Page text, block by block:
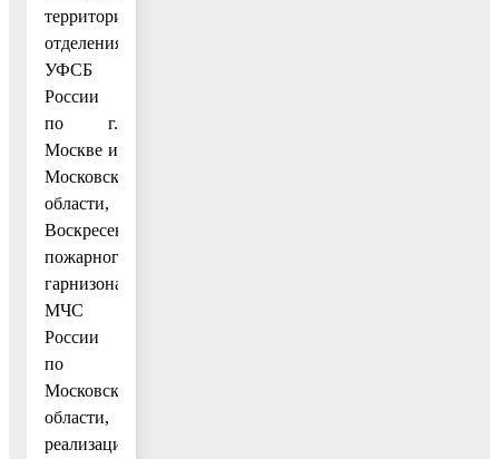
территориального
отделения
УФСБ
России
по г.
Москве и
Московской
области,
Воскресенского
пожарного
гарнизона
МЧС
России
по
Московской
области,
реализация